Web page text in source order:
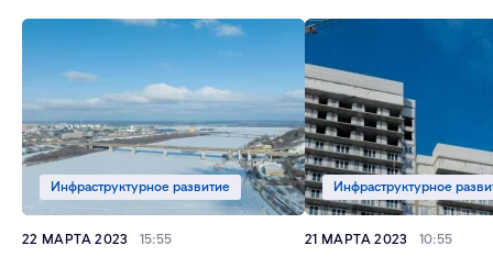
Инфраструктурное развитие
22 МАРТА 2023 15:55
Инфраструктурное
21 МАРТА 2023 10:55